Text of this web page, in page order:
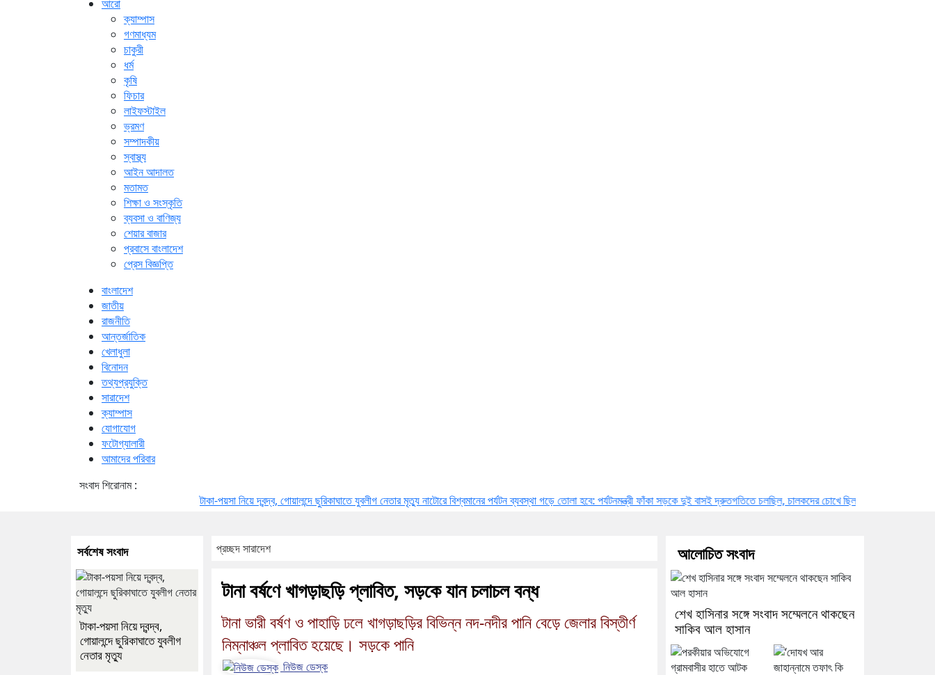
আরো
ক্যাম্পাস
গণমাধ্যম
চাকুরী
ধর্ম
কৃষি
ফিচার
লাইফস্টাইল
ভ্রমণ
সম্পাদকীয়
স্বাস্থ্য
আইন আদালত
মতামত
শিক্ষা ও সংস্কৃতি
ব্যবসা ও বাণিজ্য
শেয়ার বাজার
প্রবাসে বাংলাদেশ
প্রেস বিজ্ঞপ্তি
বাংলাদেশ
জাতীয়
রাজনীতি
আন্তর্জাতিক
খেলাধুলা
বিনোদন
তথ্যপ্রযুক্তি
সারাদেশ
ক্যাম্পাস
যোগাযোগ
ফটোগ্যালারী
আমাদের পরিবার
সংবাদ শিরোনাম :
টাকা-পয়সা নিয়ে দ্বন্দ্ব, গোয়ালন্দে ছুরিকাঘাতে যুবলীগ নেতার মৃত্যুনাটোরে বিশ্বমানের পর্যটন ব্যবস্থা গড়ে তোলা হবে: পর্যটনমন্ত্রীফাঁকা সড়কে দুই বাসই দ্রুতগতিতে চলছিল, চালকদের চোখে ছিল ঘুম: পুলিশনাটোরে
প্রচ্ছদসারাদেশ
টানা বর্ষণে খাগড়াছড়ি প্লাবিত, সড়কে যান চলাচল বন্ধ
টানা ভারী বর্ষণ ও পাহাড়ি ঢলে খাগড়াছড়ির বিভিন্ন নদ-নদীর পানি বেড়ে জেলার বিস্তীর্ণ
নিম্নাঞ্চল প্লাবিত হয়েছে। সড়কে পানি
নিউজ ডেস্ক
সর্বশেষ সংবাদ
টাকা-পয়সা নিয়ে দ্বন্দ্ব,
গোয়ালন্দে ছুরিকাঘাতে যুবলীগ
নেতার মৃত্যু
আলোচিত সংবাদ
শেখ হাসিনার সঙ্গে সংবাদ সম্মেলনে থাকছেন
সাকিব আল হাসান